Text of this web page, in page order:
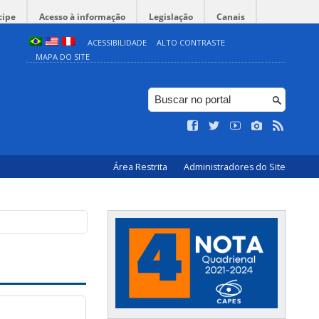
Acesso à informação Legislação Canais
ACESSIBILIDADE
ALTO CONTRASTE
MAPA DO SITE
Área Restrita Administradores do Site